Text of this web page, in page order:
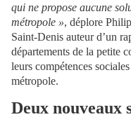
qui ne propose aucune
métropole », déplore
Saint-Denis auteur d’un
départements de la petite
leurs compétences
métropole.
Deux nouveaux